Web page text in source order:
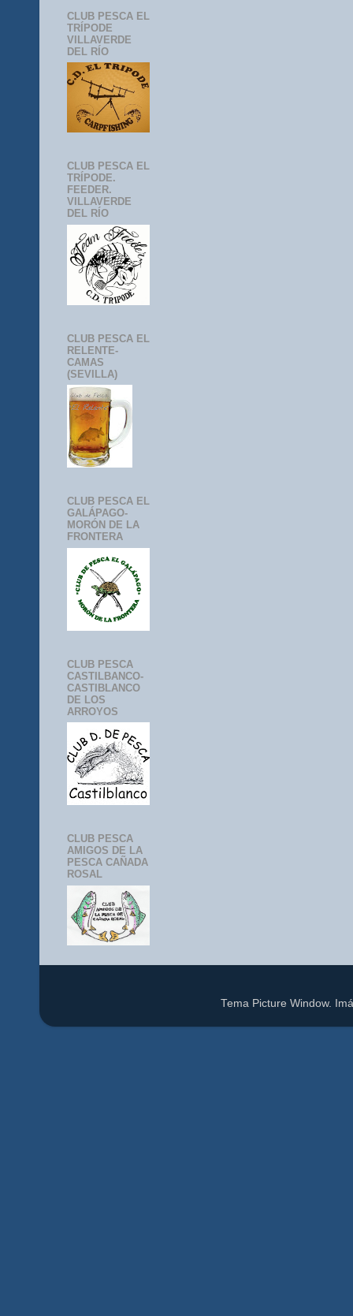
CLUB PESCA EL
TRÍPODE
VILLAVERDE
DEL RÍO
CLUB PESCA EL
TRÍPODE.
FEEDER.
VILLAVERDE
DEL RÍO
CLUB PESCA EL
RELENTE-
CAMAS
(SEVILLA)
CLUB PESCA EL
GALÁPAGO-
MORÓN DE LA
FRONTERA
CLUB PESCA
CASTILBANCO-
CASTIBLANCO
DE LOS
ARROYOS
CLUB PESCA
AMIGOS DE LA
PESCA CAÑADA
ROSAL
Tema Picture Window.